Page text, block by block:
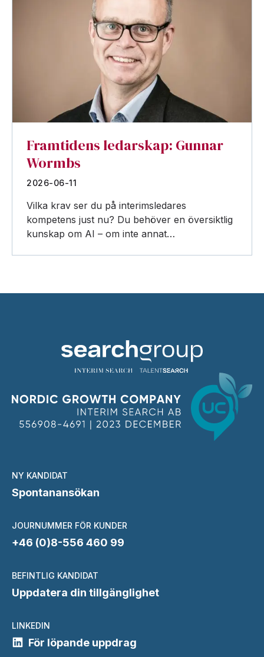
Framtidens ledarskap: Gunnar
Wormbs
2026-06-11
Vilka krav ser du på interimsledares
kompetens just nu? Du behöver en översiktlig
kunskap om AI – om inte annat…
NY KANDIDAT
Spontanansökan
JOURNUMMER FÖR KUNDER
+46 (0)8-556 460 99
BEFINTLIG KANDIDAT
Uppdatera din tillgänglighet
LINKEDIN
För löpande uppdrag